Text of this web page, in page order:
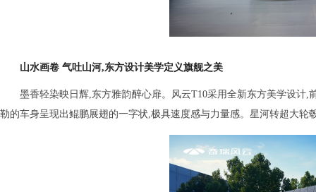
山水画卷 气吐山河,东方设计美学定义旗舰之美
墨香轻染映日辉,东方雅韵醉心扉。风云T10采用全新东方美学设计
勒的车身呈现出鲲鹏展翅的一字状,极具速度感与力量感。星河转超大